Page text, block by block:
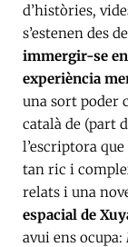
d’històries,
s’estenen des
immergir-se
experiència
una sort poder
català de (part
l’escriptora
tan ric i
relats i una
espacial de
avui ens ocupa: